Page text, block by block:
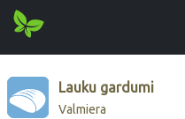
Lauku gardumi
Valmiera